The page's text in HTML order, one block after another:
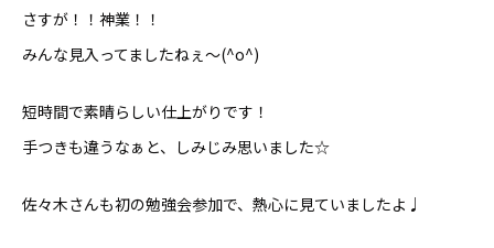
さすが！！神業！！
みんな見入ってましたねぇ〜(^o^)
短時間で素晴らしい仕上がりです！
手つきも違うなぁと、しみじみ思いました☆
佐々木さんも初の勉強会参加で、熱心に見ていましたよ♩